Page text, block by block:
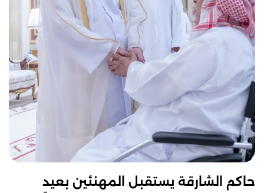
حاكم الشارقة يستقبل المهنئين بعيد